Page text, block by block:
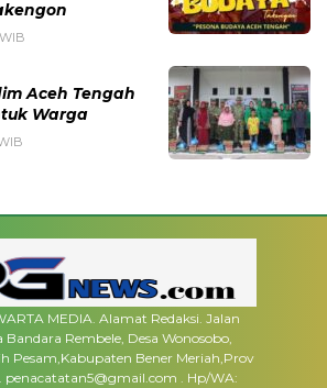
Aceh Tengah
Warga
MEDIA. Alamat Redaksi. Jalan
Bandara Rembele, Desa Wonosobo,
Pesam,Kabupaten Bener Meriah,Prov
penacatatan5@gmail.com . Hp/WA: